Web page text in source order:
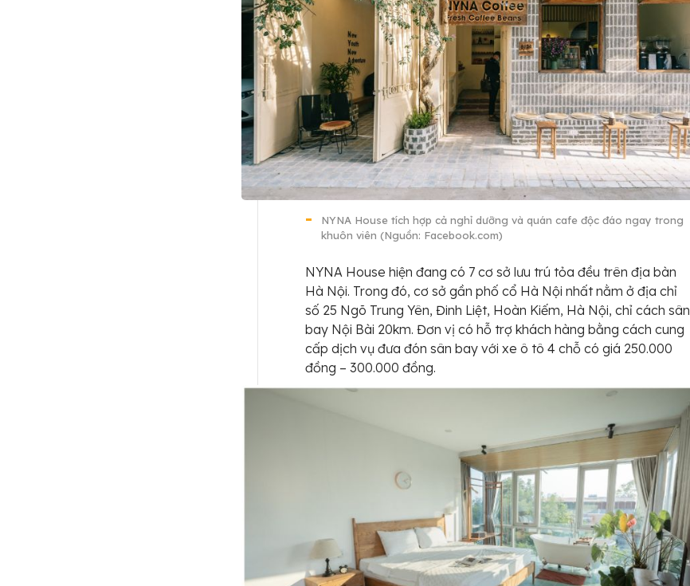
NYNA House tích hợp cả nghỉ dưỡng và quán cafe độc đáo ngay trong
khuôn viên (Nguồn: Facebook.com)
NYNA House hiện đang có 7 cơ sở lưu trú tỏa đều trên địa bàn
Hà Nội. Trong đó, cơ sở gần phố cổ Hà Nội nhất nằm ở địa chỉ
số 25 Ngõ Trung Yên, Đinh Liệt, Hoàn Kiếm, Hà Nội, chỉ cách sân
bay Nội Bài 20km. Đơn vị có hỗ trợ khách hàng bằng cách cung
cấp dịch vụ đưa đón sân bay với xe ô tô 4 chỗ có giá 250.000
đồng – 300.000 đồng.